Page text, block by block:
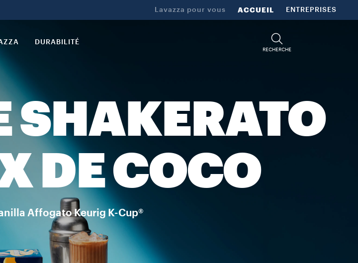
Lavazza pour vous ACCUEIL ENTREPRISES
DURABILITÉ
RECHERCHE
SHAKERATO
DE COCO
Affogato Keurig K-Cup®